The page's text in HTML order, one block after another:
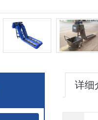
详细